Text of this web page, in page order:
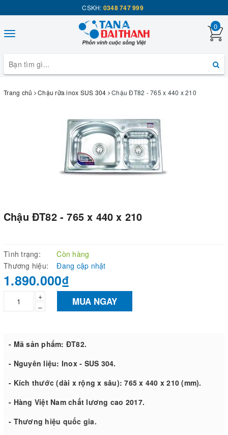
CSKH: 0348 747 999
Toggle
0
Trang chủ Chậu rửa inox SUS 304 Chậu ĐT82 - 765 x 440 x 210
Chậu ĐT82 - 765 x 440 x 210
Tình trạng:
Còn hàng
Thương hiệu:
Đang cập nhật
1.890.000₫
+
–
MUA NGAY
- Mã sản phẩm: ĐT82.
- Nguyên liệu: Inox - SUS 304.
- Kích thước (dài x rộng x sâu): 765 x 440 x 210 (mm).
- Hàng Việt Nam chất lương cao 2017.
- Thương hiệu quốc gia.